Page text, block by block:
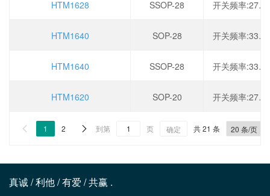
HTM1628 SSOP-28 开关频率:275kHz,工作电压:2.8V~5.5V,输出电流:150mA,调光:PWM
HTM1640 SOP-28 开关频率:330kHz,工作电压:2.8V~5.5V,输出电流:200mA,调光:PWM
HTM1640 SSOP-28 开关频率:330kHz,工作电压:2.8V~5.5V,输出电流:200mA,调光:PWM
HTM1620 SOP-20 开关频率:275kHz,工作电压:2.8V~5.5V,输出电流:150mA,调光:PWM
 1 2  到第 页 确定 共 21 条
真诚 / 利他 / 有爱 / 共赢 .